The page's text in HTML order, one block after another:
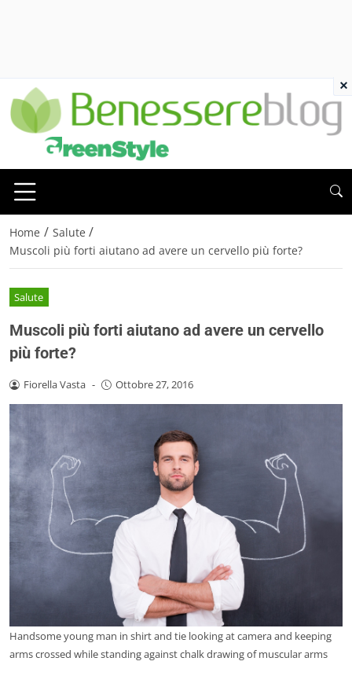
Home / Salute /
Muscoli più forti aiutano ad avere un cervello più forte?
Salute
Muscoli più forti aiutano ad avere un cervello
più forte?
Fiorella Vasta - Ottobre 27, 2016
Handsome young man in shirt and tie looking at camera and keeping
arms crossed while standing against chalk drawing of muscular arms
×